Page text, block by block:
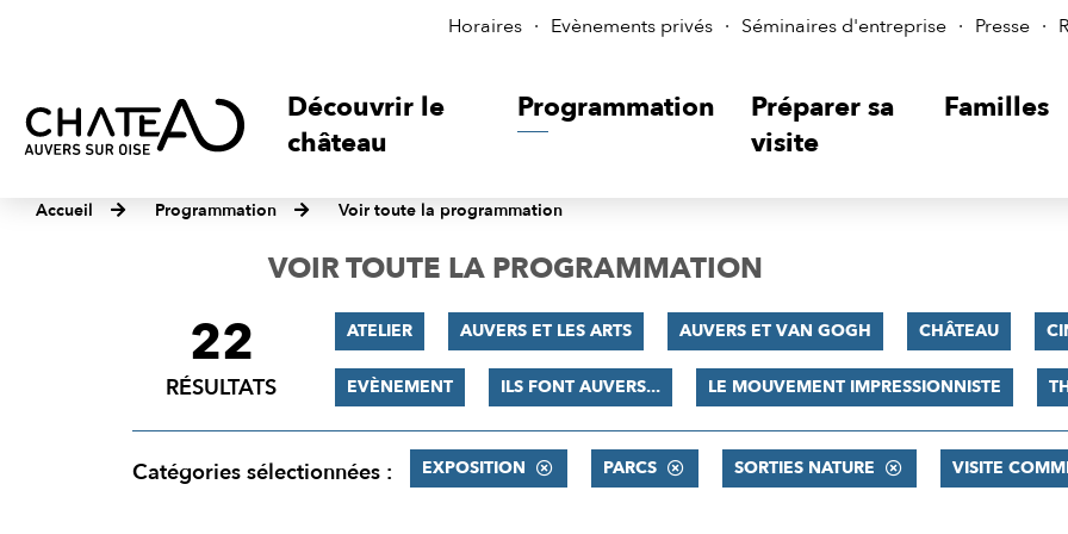
Horaires Evènements privés Séminaires d'entreprise Presse
Découvrir le
château
Programmation
Préparer sa
visite
Familles
Accueil Programmation Voir toute la programmation
VOIR TOUTE LA PROGRAMMATION
FILTRER
RÉSULTATS
22
RÉSULTATS
ATELIER AUVERS ET LES ARTS AUVERS ET VAN GOGH CHÂTEAU
EVÈNEMENT ILS FONT AUVERS... LE MOUVEMENT IMPRESSIONNISTE
Catégories sélectionnées : EXPOSITION PARCS SORTIES NATURE VISITE